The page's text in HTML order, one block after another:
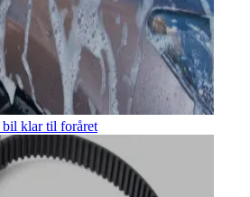
klar til foråret